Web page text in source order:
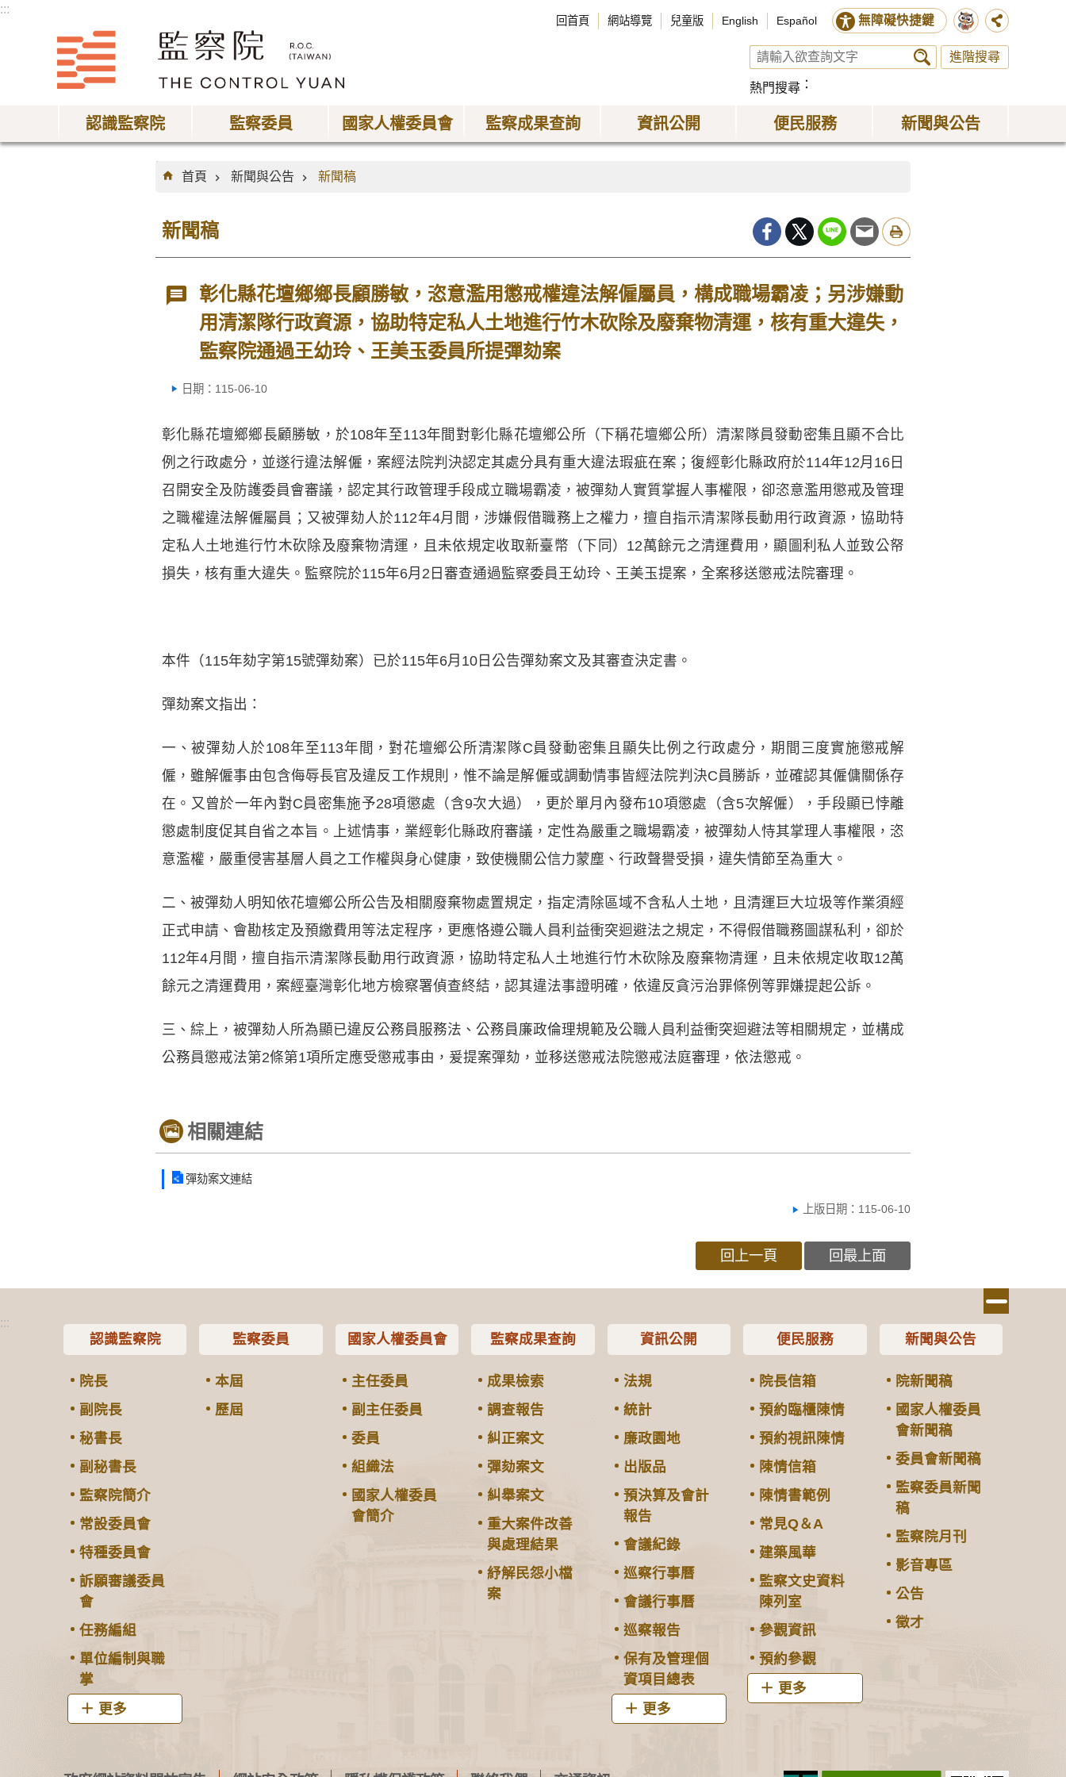
:::
回首頁 網站導覽 兒童版 English Español 無障礙快捷鍵
進階搜尋
熱門搜尋
認識監察院 監察委員 國家人權委員會 監察成果查詢 資訊公開 便民服務 新聞與公告
:::
首頁
新聞與公告 新聞稿
新聞稿
彰化縣花壇鄉鄉長顧勝敏，恣意濫用懲戒權違法解僱屬員，構成職場霸凌；另涉嫌動
用清潔隊行政資源，協助特定私人土地進行竹木砍除及廢棄物清運，核有重大違失，
監察院通過王幼玲、王美玉委員所提彈劾案
日期：115-06-10
彰化縣花壇鄉鄉長顧勝敏，於108年至113年間對彰化縣花壇鄉公所（下稱花壇鄉公所）清潔隊員發動密集且顯不合比
例之行政處分，並遂行違法解僱，案經法院判決認定其處分具有重大違法瑕疵在案；復經彰化縣政府於114年12月16日
召開安全及防護委員會審議，認定其行政管理手段成立職場霸凌，被彈劾人實質掌握人事權限，卻恣意濫用懲戒及管理
之職權違法解僱屬員；又被彈劾人於112年4月間，涉嫌假借職務上之權力，擅自指示清潔隊長動用行政資源，協助特
定私人土地進行竹木砍除及廢棄物清運，且未依規定收取新臺幣（下同）12萬餘元之清運費用，顯圖利私人並致公帑
損失，核有重大違失。監察院於115年6月2日審查通過監察委員王幼玲、王美玉提案，全案移送懲戒法院審理。
本件（115年劾字第15號彈劾案）已於115年6月10日公告彈劾案文及其審查決定書。
彈劾案文指出：
一、被彈劾人於108年至113年間，對花壇鄉公所清潔隊C員發動密集且顯失比例之行政處分，期間三度實施懲戒解
僱，雖解僱事由包含侮辱長官及違反工作規則，惟不論是解僱或調動情事皆經法院判決C員勝訴，並確認其僱傭關係存
在。又曾於一年內對C員密集施予28項懲處（含9次大過），更於單月內發布10項懲處（含5次解僱），手段顯已悖離
懲處制度促其自省之本旨。上述情事，業經彰化縣政府審議，定性為嚴重之職場霸凌，被彈劾人恃其掌理人事權限，恣
意濫權，嚴重侵害基層人員之工作權與身心健康，致使機關公信力蒙塵、行政聲譽受損，違失情節至為重大。
二、被彈劾人明知依花壇鄉公所公告及相關廢棄物處置規定，指定清除區域不含私人土地，且清運巨大垃圾等作業須經
正式申請、會勘核定及預繳費用等法定程序，更應恪遵公職人員利益衝突迴避法之規定，不得假借職務圖謀私利，卻於
112年4月間，擅自指示清潔隊長動用行政資源，協助特定私人土地進行竹木砍除及廢棄物清運，且未依規定收取12萬
餘元之清運費用，案經臺灣彰化地方檢察署偵查終結，認其違法事證明確，依違反貪污治罪條例等罪嫌提起公訴。
三、綜上，被彈劾人所為顯已違反公務員服務法、公務員廉政倫理規範及公職人員利益衝突迴避法等相關規定，並構成
公務員懲戒法第2條第1項所定應受懲戒事由，爰提案彈劾，並移送懲戒法院懲戒法庭審理，依法懲戒。
相關連結
彈劾案文連結
上版日期：115-06-10
回上一頁 回最上面
:::
認識監察院
院長
副院長
秘書長
副秘書長
監察院簡介
常設委員會
特種委員會
訴願審議委員
會
任務編組
單位編制與職
掌
更多
監察委員
本屆
歷屆
國家人權委員會
主任委員
副主任委員
委員
組織法
國家人權委員
會簡介
監察成果查詢
成果檢索
調查報告
糾正案文
彈劾案文
糾舉案文
重大案件改善
與處理結果
紓解民怨小檔
案
資訊公開
法規
統計
廉政園地
出版品
預決算及會計
報告
會議紀錄
巡察行事曆
會議行事曆
巡察報告
保有及管理個
資項目總表
更多
便民服務
院長信箱
預約臨櫃陳情
預約視訊陳情
陳情信箱
陳情書範例
常見Q＆A
建築風華
監察文史資料
陳列室
參觀資訊
預約參觀
更多
新聞與公告
院新聞稿
國家人權委員
會新聞稿
委員會新聞稿
監察委員新聞
稿
監察院月刊
影音專區
公告
徵才